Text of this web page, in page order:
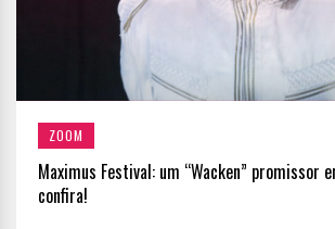
ZOOM
Maximus Festival: um “Wacken” promissor
confira!